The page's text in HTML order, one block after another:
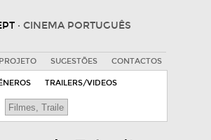
· CINEMA PORTUGUÊS
SUGESTÕES CONTACTOS
TRAILERS/VIDEOS